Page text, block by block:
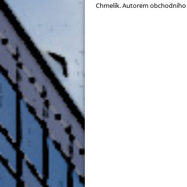
Chmelík. Autorem